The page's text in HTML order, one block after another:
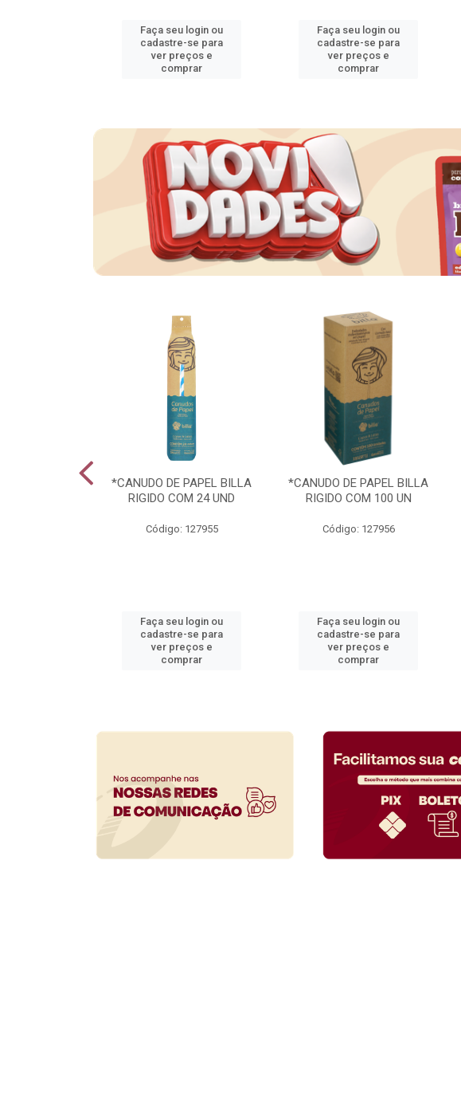
Faça seu login ou
cadastre-se para
ver preços e
comprar
Faça seu login ou
cadastre-se para
ver preços e
comprar
*CANUDO DE PAPEL BILLA
RIGIDO COM 24 UND
Código: 127955
Faça seu login ou
cadastre-se para
ver preços e
comprar
*CANUDO DE PAPEL BILLA
RIGIDO COM 100 UN
Código: 127956
Faça seu login ou
cadastre-se para
ver preços e
comprar